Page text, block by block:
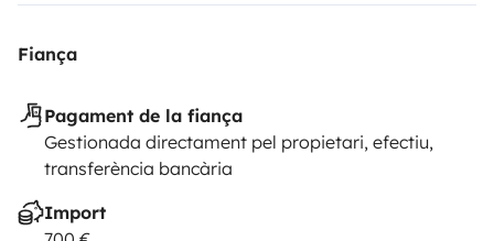
Fiança
Pagament de la fiança
Gestionada directament pel propietari, efectiu,
transferència bancària
Import